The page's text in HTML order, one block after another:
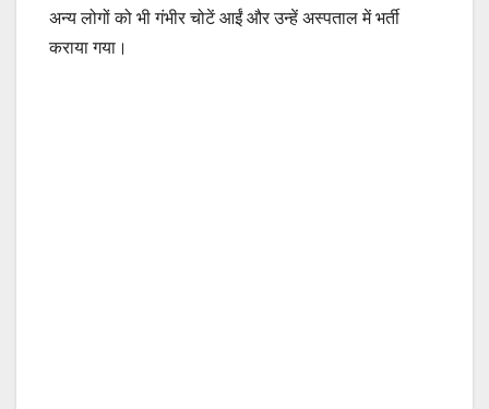
अन्य लोगों को भी गंभीर चोटें आईं और उन्हें अस्पताल में भर्ती
कराया गया।